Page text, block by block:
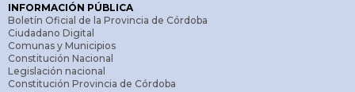
INFORMACIÓN PÚBLICA
Boletín Oficial de la Provincia de Córdoba
Ciudadano Digital
Comunas y Municipios
Constitución Nacional
Legislación nacional
Constitución Provincia de Córdoba